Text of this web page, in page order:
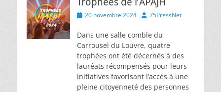
Posted
20 novembre 2024 Author
75PressNet
Dans une salle comble du
Carrousel du Louvre, quatre
trophées ont été décernés à des
lauréats récompensés pour leurs
initiatives favorisant l’accès à une
pleine citoyenneté des personnes